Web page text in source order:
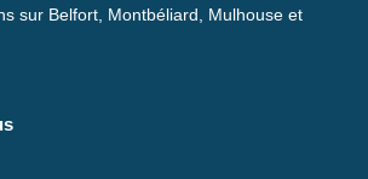
sur Belfort, Montbéliard, Mulhouse et